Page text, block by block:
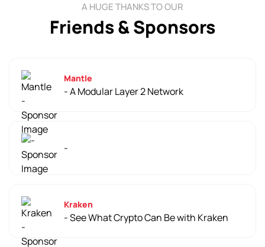
A HUGE THANKS TO OUR
Friends & Sponsors
Mantle
- A Modular Layer 2 Network
-
Kraken
- See What Crypto Can Be with Kraken